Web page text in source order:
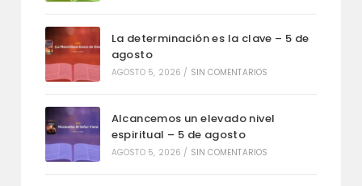
La determinación es la clave – 5 de
agosto
AGOSTO 5, 2026 / SIN COMENTARIOS
Alcancemos un elevado nivel
espiritual – 5 de agosto
AGOSTO 5, 2026 / SIN COMENTARIOS